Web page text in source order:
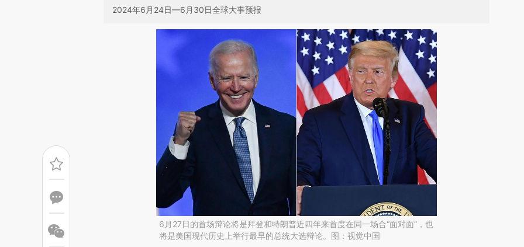
2024年6月24日—6月30日全球大事预报
6月27日的首场辩论将是拜登和特朗普近四年来首度在同一场合“面对面”，也
将是美国现代历史上举行最早的总统大选辩论。图：视觉中国